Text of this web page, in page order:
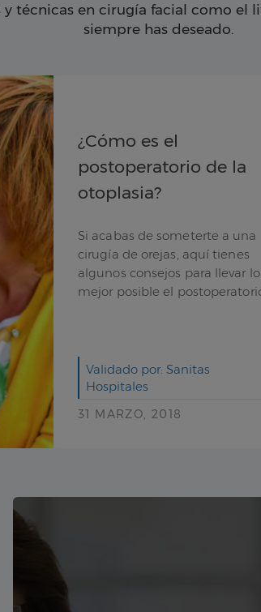
y técnicas en cirugía facial como
siempre has deseado.
¿Cómo es el
postoperatorio de la
otoplasia?
Si acabas de someterte a una
cirugía de orejas, aquí tienes
algunos consejos para llevar lo
mejor posible el
Validado por: Sanitas
Hospitales
31 MARZO, 2018